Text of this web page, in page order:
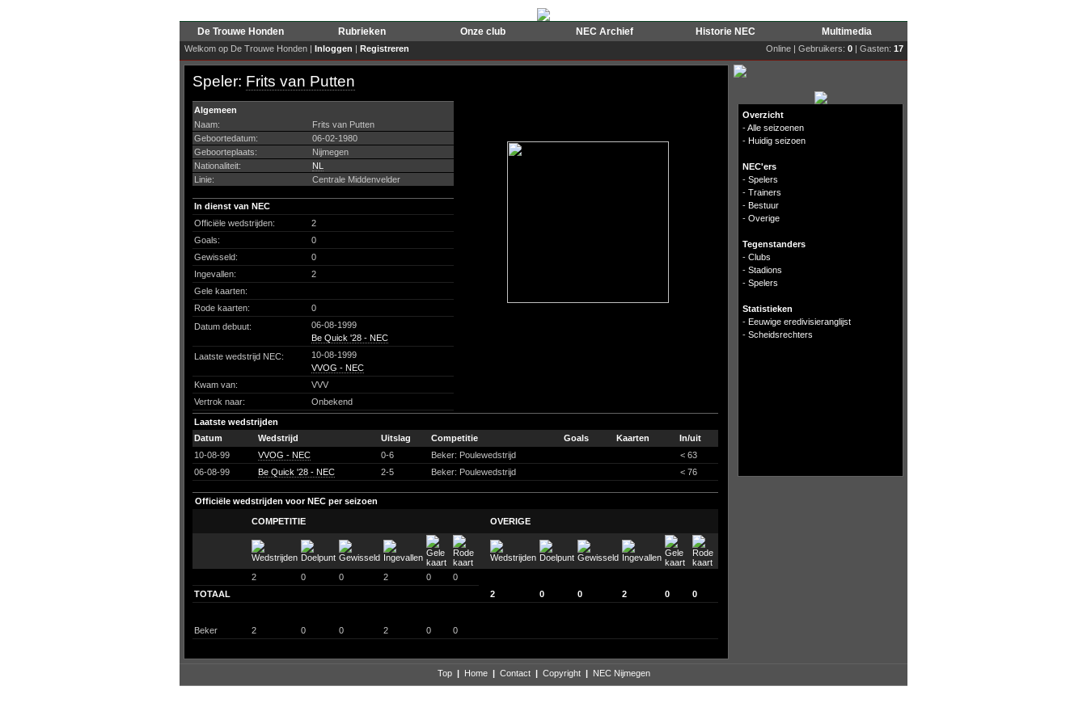
De Trouwe Honden Rubrieken Onze club NEC Archief Historie NEC Multimedia
Welkom op De Trouwe Honden | Inloggen | Registreren Online | Gebruikers: 0 | Gasten: 17
Speler: Frits van Putten
Algemeen
Naam:
Frits van Putten
Geboortedatum:
06-02-1980
Geboorteplaats:
Nijmegen
Nationaliteit:
NL
Linie:
Centrale Middenvelder
In dienst van NEC
Officiële wedstrijden:
2
Goals:
0
Gewisseld:
0
Ingevallen:
2
Gele kaarten:
Rode kaarten:
0
Datum debuut:
06-08-1999
Be Quick '28 - NEC
Laatste wedstrijd NEC:
10-08-1999
VVOG - NEC
Kwam van:
VVV
Vertrok naar:
Onbekend
Laatste wedstrijden
Datum
Wedstrijd Uitslag Competitie Goals Kaarten
In/uit
10-08-99
VVOG - NEC 0-6 Beker: Poulewedstrijd
< 63
06-08-99
Be Quick '28 - NEC 2-5 Beker: Poulewedstrijd < 76
Officiële wedstrijden voor NEC per seizoen
COMPETITIE OVERIGE
2 0 0 2 0
0
TOTAAL
2 0 0 2 0 0
Beker 2 0 0 2 0 0
Overzicht
-Alle seizoenen
- Huidig seizoen
NEC'ers
- Spelers
- Trainers
- Bestuur
- Overige
Tegenstanders
- Clubs
- Stadions
- Spelers
Statistieken
- Eeuwige eredivisieranglijst
- Scheidsrechters
Top | Home | Contact | Copyright | NEC Nijmegen